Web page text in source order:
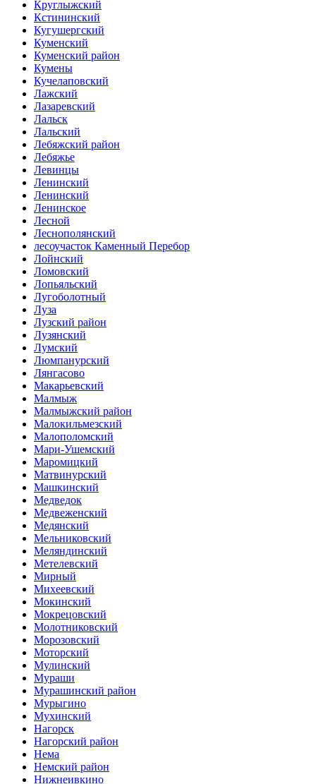
Круглыжский
Кстининский
Кугушергский
Куменский
Куменский район
Кумены
Кучелаповский
Лажский
Лазаревский
Лальск
Лальский
Лебяжский район
Лебяжье
Левинцы
Ленинский
Ленинский
Ленинское
Лесной
Леснополянский
лесоучасток Каменный Перебор
Лойнский
Ломовский
Лопьяльский
Лугоболотный
Луза
Лузский район
Лузянский
Лумский
Люмпанурский
Лянгасово
Макарьевский
Малмыж
Малмыжский район
Малокильмезский
Малополомский
Мари-Ушемский
Маромицкий
Матвинурский
Машкинский
Медведок
Медвеженский
Медянский
Мельниковский
Меляндинский
Метелевский
Мирный
Михеевский
Мокинский
Мокрецовский
Молотниковский
Морозовский
Моторский
Мулинский
Мураши
Мурашинский район
Мурыгино
Мухинский
Нагорск
Нагорский район
Нема
Немский район
Нижнеивкино